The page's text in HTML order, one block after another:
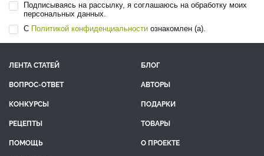
Подписываясь на рассылку, я соглашаюсь на обработку моих
персональных данных.
С Политикой конфиденциальности ознакомлен (а).
ЛЕНТА СТАТЕЙ
БЛОГ
ВОПРОС-ОТВЕТ
АВТОРЫ
КОНКУРСЫ
ПОДАРКИ
РЕЦЕПТЫ
ТОВАРЫ
ПОМОЩЬ
О ПРОЕКТЕ